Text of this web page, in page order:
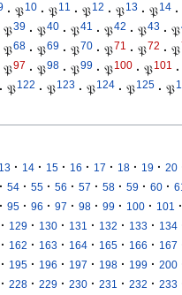
· 𝔓10 · 𝔓11 · 𝔓12 · 𝔓13 · 𝔓14 ·
𝔓39 · 𝔓40 · 𝔓41 · 𝔓42 · 𝔓43 · 𝔓
𝔓68 · 𝔓69 · 𝔓70 · 𝔓71 · 𝔓72 · 𝔓
𝔓97 · 𝔓98 · 𝔓99 · 𝔓100 · 𝔓101 ·
· 𝔓122 · 𝔓123 · 𝔓124 · 𝔓125 · 𝔓
13 · 14 · 15 · 16 · 17 · 18 · 19 · 20
· 54 · 55 · 56 · 57 · 58 · 59 · 60 · 61
· 95 · 96 · 97 · 98 · 99 · 100 · 101 ·
· 129 · 130 · 131 · 132 · 133 · 134
· 162 · 163 · 164 · 165 · 166 · 167
· 195 · 196 · 197 · 198 · 199 · 200
· 228 · 229 · 230 · 231 · 232 · 233